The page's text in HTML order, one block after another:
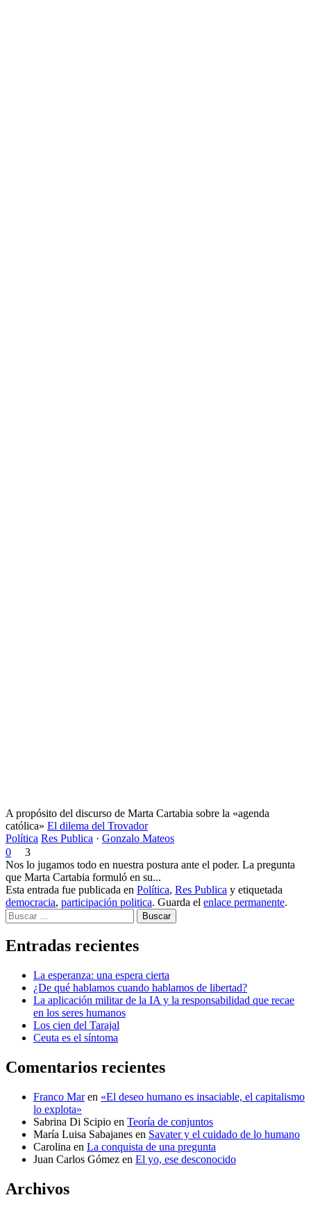
A propósito del discurso de Marta Cartabia sobre la «agenda
católica» El dilema del Trovador
Política Res Publica · Gonzalo Mateos
0
3
Nos lo jugamos todo en nuestra postura ante el poder. La pregunta
que Marta Cartabia formuló en su...
Esta entrada fue publicada en Política, Res Publica y etiquetada
democracia, participación politica. Guarda el enlace permanente.
Buscar
Entradas recientes
La esperanza: una espera cierta
¿De qué hablamos cuando hablamos de libertad?
La aplicación militar de la IA y la responsabilidad que recae
en los seres humanos
Los cien del Tarajal
Ceuta es el síntoma
Comentarios recientes
Franco Maren «El deseo humano es insaciable, el capitalismo
lo explota»
Sabrina Di Scipio en Teoría de conjuntos
María Luisa Sabajanes en Savater y el cuidado de lo humano
Carolina en La conquista de una pregunta
Juan Carlos Gómez en El yo, ese desconocido
Archivos